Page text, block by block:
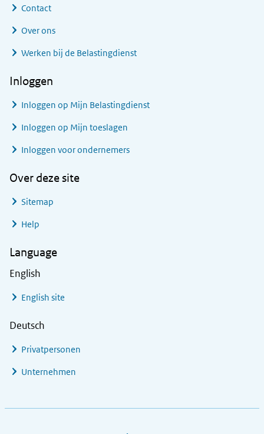
Contact
Over ons
Werken bij de Belastingdienst
Inloggen
Inloggen op Mijn Belastingdienst
Inloggen op Mijn toeslagen
Inloggen voor ondernemers
Over deze site
Sitemap
Help
Language
English
English site
Deutsch
Privatpersonen
Unternehmen